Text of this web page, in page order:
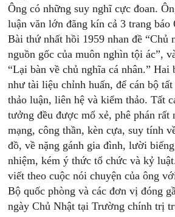
Ông có những suy nghĩ cực đoan.
luận văn lớn đăng kín cả 3 trang
Bài thứ nhất hồi 1959 nhan đề “Chủ
nguồn gốc của muôn nghìn tội ác”,
“Lại bàn về chủ nghĩa cá nhân.”
như tài liệu chỉnh huấn, để cán bộ tất
thảo luận, liên hệ và kiểm thảo. Tất
tưởng đều được mổ xẻ, phê phán rất
mạng, công thần, kèn cựa, suy tính
đồ, về nặng gánh gia đình, lười
nhiệm, kém ý thức tổ chức và kỷ
viết theo cuộc nói chuyện của ông
Bộ quốc phòng và các đơn vị đóng
ngày Chủ Nhật tại Trường chính trị